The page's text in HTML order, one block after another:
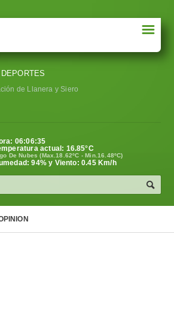
☰
DEPORTES
de Llanera y Siero
06:06:35
actual: 16.85°C
De Nubes (Max.18.62ºC - Min.16.48ºC)
94% y Viento: 0.45 Km/h